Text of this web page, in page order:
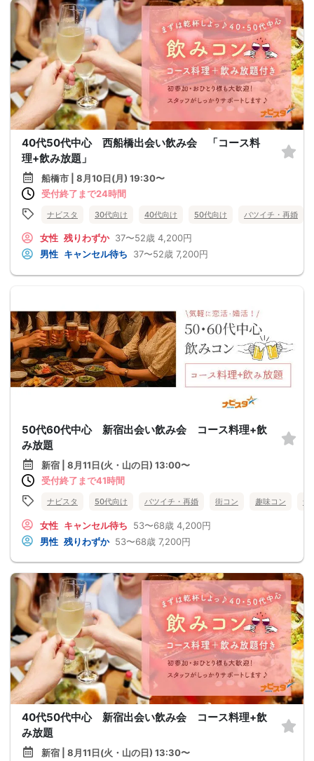
40代50代中心 西船橋出会い飲み会 「コース料
理+飲み放題」
船橋市 | 8月10日(月) 19:30〜
受付終了まで24時間
ナビスタ 30代向け 40代向け 50代向け バツイチ・再婚
女性 残りわずか 37〜52歳 4,200円
男性 キャンセル待ち 37〜52歳 7,200円
50代60代中心 新宿出会い飲み会 コース料理+飲
み放題
新宿 | 8月11日(火・山の日) 13:00〜
受付終了まで41時間
ナビスタ 50代向け バツイチ・再婚 街コン 趣味コン 食
女性 キャンセル待ち 53〜68歳 4,200円
男性 残りわずか 53〜68歳 7,200円
40代50代中心 新宿出会い飲み会 コース料理+飲
み放題
新宿 | 8月11日(火・山の日) 13:30〜